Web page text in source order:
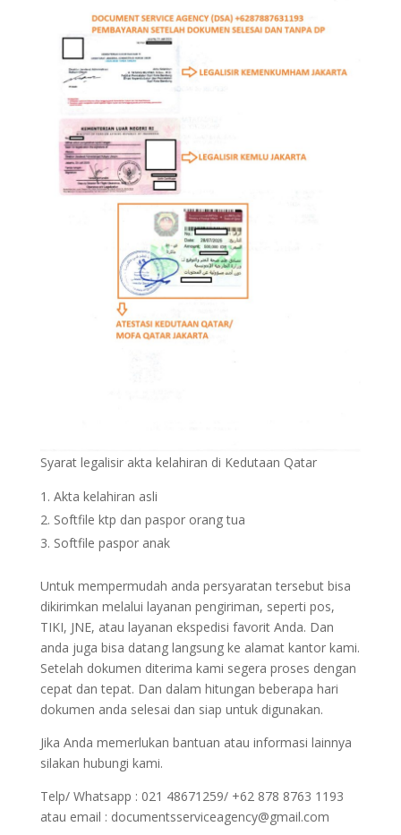
Syarat legalisir akta kelahiran di Kedutaan Qatar
Akta kelahiran asli
Softfile ktp dan paspor orang tua
Softfile paspor anak
Untuk mempermudah anda persyaratan tersebut bisa
dikirimkan melalui layanan pengiriman, seperti pos,
TIKI, JNE, atau layanan ekspedisi favorit Anda. Dan
anda juga bisa datang langsung ke alamat kantor kami.
Setelah dokumen diterima kami segera proses dengan
cepat dan tepat. Dan dalam hitungan beberapa hari
dokumen anda selesai dan siap untuk digunakan.
Jika Anda memerlukan bantuan atau informasi lainnya
silakan hubungi kami.
Telp/ Whatsapp : 021 48671259/ +62 878 8763 1193
atau email : documentsserviceagency@gmail.com